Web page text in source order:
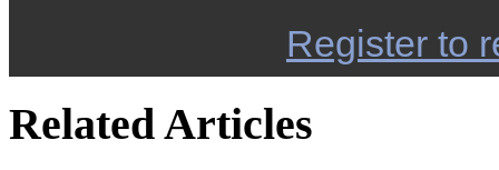
Register to
Related Articles